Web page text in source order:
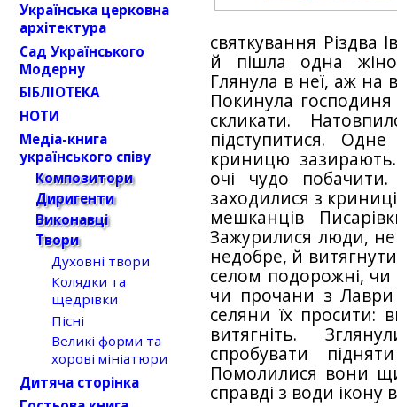
святкування Різдва
й пішла одна
Глянула в неї, аж на
Покинула
скликати.
підступитися.
криницю
очі чудо
заходилися з
мешканців
Зажурилися люди,
недобре, й
селом подорожні,
чи прочани з
селяни їх просити:
витягніть.
спробувати
Помолилися вони
справді з води ікону
Українська церковна
архітектура
Сад Українського
Модерну
БІБЛІОТЕКА
НОТИ
Медіа-книга
українського співу
Композитори
Диригенти
Виконавці
Твори
Духовні твори
Колядки та
щедрівки
Пісні
Великі форми та
хорові мініатюри
Дитяча сторінка